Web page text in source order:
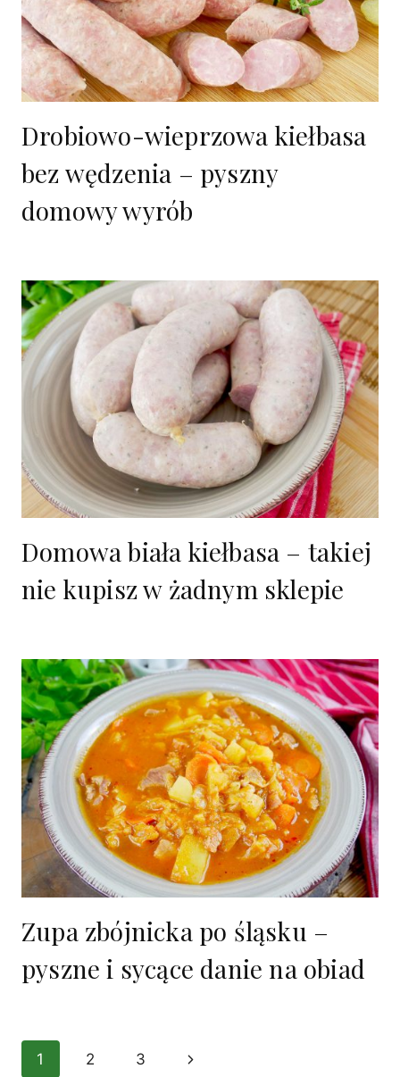
Drobiowo-wieprzowa kiełbasa
bez wędzenia – pyszny
domowy wyrób
Domowa biała kiełbasa – takiej
nie kupisz w żadnym sklepie
Zupa zbójnicka po śląsku –
pyszne i sycące danie na obiad
Nawigacja
1 2 3
Następna